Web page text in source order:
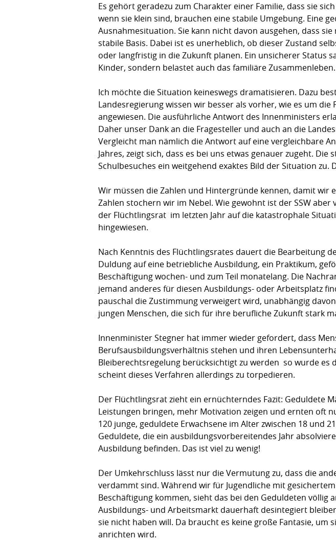
Es gehört geradezu zum Charakter einer Familie, dass sie
wenn sie klein sind, brauchen eine stabile Umgebung. Eine
Ausnahmesituation. Sie kann nicht davon ausgehen, dass
stabile Basis. Dabei ist es unerheblich, ob dieser Zustand
oder langfristig in die Zukunft planen. Ein unsicherer Status
Kinder, sondern belastet auch das familiäre Zusammenleben.
Ich möchte die Situation keineswegs dramatisieren. Dazu
Landesregierung wissen wir besser als vorher, wie es um
angewiesen. Die ausführliche Antwort des Innenministers
Daher unser Dank an die Fragesteller und auch an die
Vergleicht man nämlich die Antwort auf eine vergleichbare
Jahres, zeigt sich, dass es bei uns etwas genauer zugeht.
Schulbesuches ein weitgehend exaktes Bild der Situation zu.
Wir müssen die Zahlen und Hintergründe kennen, damit wir
Zahlen stochern wir im Nebel. Wie gewohnt ist der SSW
der Flüchtlingsrat im letzten Jahr auf die katastrophale
hingewiesen.
Nach Kenntnis des Flüchtlingsrates dauert die Bearbeitung
Duldung auf eine betriebliche Ausbildung, ein Praktikum,
Beschäftigung wochen- und zum Teil monatelang. Die
jemand anderes für diesen Ausbildungs- oder Arbeitsplatz
pauschal die Zustimmung verweigert wird, unabhängig
jungen Menschen, die sich für ihre berufliche Zukunft stark
Innenminister Stegner hat immer wieder gefordert, dass
Berufsausbildungsverhältnis stehen und ihren
Bleiberechtsregelung berücksichtigt zu werden  so wurde
scheint dieses Verfahren allerdings zu torpedieren.
Der Flüchtlingsrat zieht ein ernüchterndes Fazit: Geduldete
Leistungen bringen, mehr Motivation zeigen und ernten oft
120 junge, geduldete Erwachsene im Alter zwischen 18 und
Geduldete, die ein ausbildungsvorbereitendes Jahr
Ausbildung befinden. Das ist viel zu wenig!
Der Umkehrschluss lässt nur die Vermutung zu, dass die
verdammt sind. Während wir für Jugendliche mit
Beschäftigung kommen, sieht das bei den Geduldeten völlig
Ausbildungs- und Arbeitsmarkt dauerhaft desintegiert
sie nicht haben will. Da braucht es keine große Fantasie, um
anrichten wird.